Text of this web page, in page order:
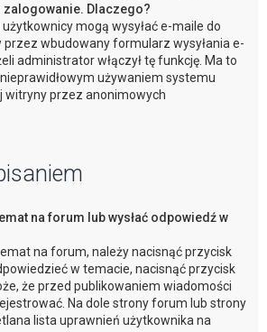
Dlaczego?
mogą wysyłać e-maile do
wbudowany formularz wysyłania e-
administrator włączył tę funkcję. Ma to
używaniem systemu
witryny przez anonimowych
na forum lub wysłać odpowiedź w
na forum, należy nacisnąć przycisk
w temacie, nacisnąć przycisk
że przed publikowaniem wiadomości
Na dole strony forum lub strony
lista uprawnień użytkownika na